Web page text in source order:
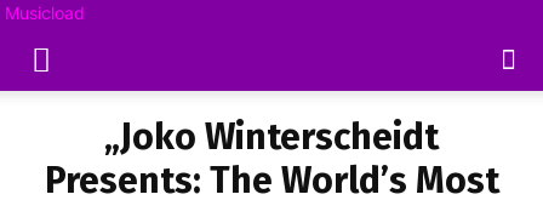
Musicload
„Joko Winterscheidt
Presents: The World’s Most